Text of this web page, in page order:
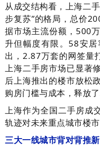
从成交结构看，上海二
步复苏”的格局，总价
据市场主流份额，500
升但幅度有限。58安
出，2.87万套的网签量
上海二手房市场已显著
后上海推出的楼市放松
购房门槛与成本，释放
上海作为全国二手房成
轨迹对未来重点城市楼
三大一线城市背对背推